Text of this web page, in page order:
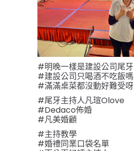
#明晚一樣是建設公司尾牙
#建設公司只喝酒不吃飯嗎
#滿滿桌菜都沒動好難受呀
#尾牙主持人凡瑄Olove
#Dedaco佈婚
#凡美婚顧
#主持教學
#婚禮同業口袋名單